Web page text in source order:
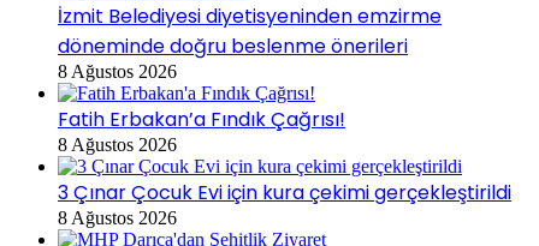
İzmit Belediyesi diyetisyeninden emzirme
döneminde doğru beslenme önerileri
8 Ağustos 2026
Fatih Erbakan’a Fındık Çağrısı!
8 Ağustos 2026
3 Çınar Çocuk Evi için kura çekimi gerçekleştirildi
8 Ağustos 2026